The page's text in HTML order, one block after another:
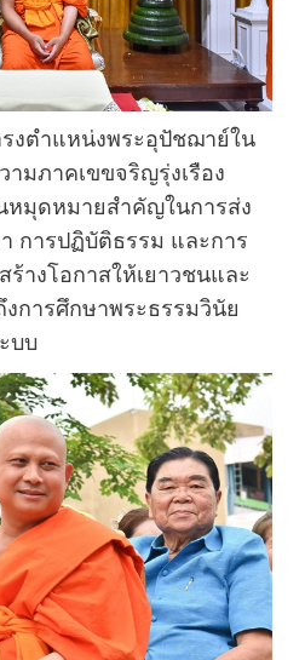
งตำแหน่งพระอุปัชฌาย์ใน
มภาคเขขจริญรุ่งเรือง
หมุดหมายสำคัญในการส่ง
การปฏิบัติธรรม และการ
างโอกาสให้เยาวชนและ
การศึกษาพระธรรมวินัย
บบ